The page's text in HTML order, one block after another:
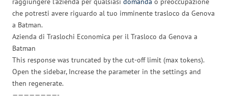
che potresti avere riguardo al tuo imminente trasloco da Genova
a Batman.
Azienda di Traslochi Economica per il Trasloco da Genova a
Batman
This response was truncated by the cut-off limit (max tokens).
Open the sidebar, Increase the parameter in the settings and
then regenerate.
————————-